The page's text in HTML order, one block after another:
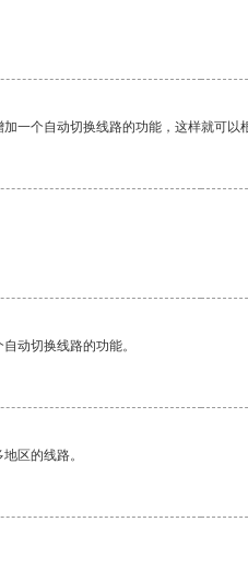
一个自动切换线路的功能，这样就可以
动切换线路的功能。
区的线路。